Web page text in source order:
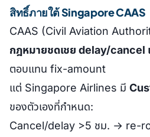
สิทธิ์ภายใต้ Singapore CAAS
CAAS (Civil Aviation
กฎหมายชดเชย delay/cancel
ตอบแทน fix-amount
แต่ Singapore Airlines มี
ของตัวเองที่กำหนด:
Cancel/delay >5 ชม. → re-